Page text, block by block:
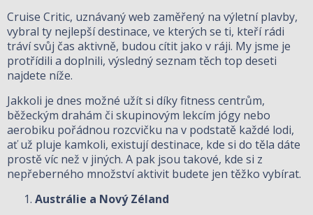
Cruise Critic, uznávaný web zaměřený na výletní plavby,
vybral ty nejlepší destinace, ve kterých se ti, kteří rádi
tráví svůj čas aktivně, budou cítit jako v ráji. My jsme je
protřídili a doplnili, výsledný seznam těch top deseti
najdete níže.
Jakkoli je dnes možné užít si díky fitness centrům,
běžeckým drahám či skupinovým lekcím jógy nebo
aerobiku pořádnou rozcvičku na v podstatě každé lodi,
ať už pluje kamkoli, existují destinace, kde si do těla dáte
prostě víc než v jiných. A pak jsou takové, kde si z
nepřeberného množství aktivit budete jen těžko vybírat.
Austrálie a Nový Zéland